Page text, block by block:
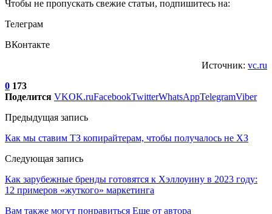
Чтобы не пропускать свежие статьи, подпишитесь на:
Телеграм
ВКонтакте
Источник: vc.ru
0 173
Поделится VKOK.ruFacebookTwitterWhatsAppTelegramViber
Предыдущая запись
Как мы ставим ТЗ копирайтерам, чтобы получалось не ХЗ
Следующая запись
Как зарубежные бренды готовятся к Хэллоуину в 2023 году:
12 примеров «жуткого» маркетинга
Вам также могут понравиться Еще от автора